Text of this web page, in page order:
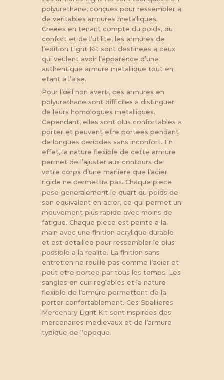
polyurethane, conçues pour ressembler a
de veritables armures metalliques.
Creees en tenant compte du poids, du
confort et de l’utilite, les armures de
l’edition Light Kit sont destinees a ceux
qui veulent avoir l’apparence d’une
authentique armure metallique tout en
etant a l’aise.
Pour l’œil non averti, ces armures en
polyurethane sont difficiles a distinguer
de leurs homologues metalliques.
Cependant, elles sont plus confortables a
porter et peuvent etre portees pendant
de longues periodes sans inconfort. En
effet, la nature flexible de cette armure
permet de l’ajuster aux contours de
votre corps d’une maniere que l’acier
rigide ne permettra pas. Chaque piece
pese generalement le quart du poids de
son equivalent en acier, ce qui permet un
mouvement plus rapide avec moins de
fatigue. Chaque piece est peinte a la
main avec une finition acrylique durable
et est detaillee pour ressembler le plus
possible a la realite. La finition sans
entretien ne rouille pas comme l’acier et
peut etre portee par tous les temps. Les
sangles en cuir reglables et la nature
flexible de l’armure permettent de la
porter confortablement. Ces Spallieres
Mercenary Light Kit sont inspirees des
mercenaires medievaux et de l’armure
typique de l’epoque.